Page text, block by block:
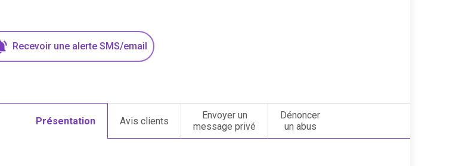
Recevoir une alerte SMS/email
Présentation Avis clients
Envoyer un
message privé
Dénoncer
un abus